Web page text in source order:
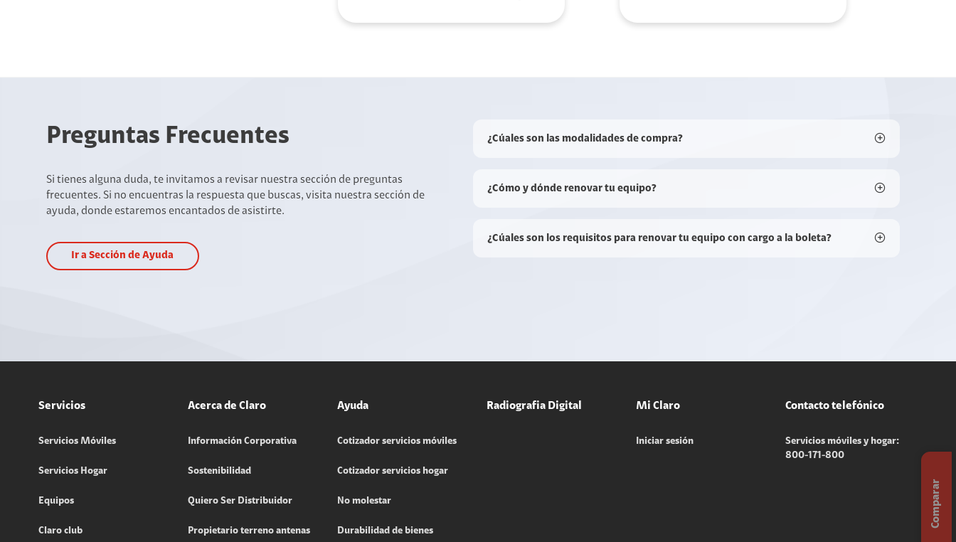
Preguntas Frecuentes
Si tienes alguna duda, te invitamos a revisar nuestra sección de preguntas
frecuentes. Si no encuentras la respuesta que buscas, visita nuestra sección de
ayuda, donde estaremos encantados de asistirte.
¿Cúales son las modalidades de compra?
¿Cómo y dónde renovar tu equipo?
¿Cúales son los requisitos para renovar tu equipo con cargo a la boleta?
Ir a Sección de Ayuda
Servicios
Servicios Móviles
Servicios Hogar
Equipos
Claro club
Acerca de Claro
Información Corporativa
Sostenibilidad
Quiero Ser Distribuidor
Propietario terreno antenas
Ayuda
Cotizador servicios móviles
Cotizador servicios hogar
No molestar
Durabilidad de bienes
Radiografia Digital Mi Claro
Iniciar sesión
Contacto telefónico
Servicios móviles y hogar:
800-171-800